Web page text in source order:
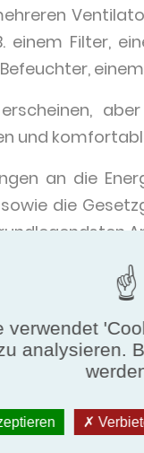
einem Filter,
und
an die
die
Marktes zu
ein
verwendet
analysieren.